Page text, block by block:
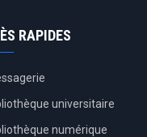
RAPIDES
universitaire
numérique